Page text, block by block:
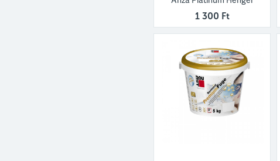
1 300 Ft